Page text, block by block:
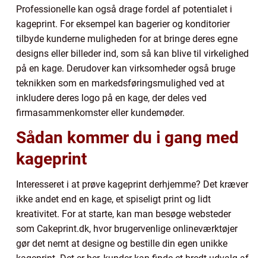
Professionelle kan også drage fordel af potentialet i
kageprint. For eksempel kan bagerier og konditorier
tilbyde kunderne muligheden for at bringe deres egne
designs eller billeder ind, som så kan blive til virkelighed
på en kage. Derudover kan virksomheder også bruge
teknikken som en markedsføringsmulighed ved at
inkludere deres logo på en kage, der deles ved
firmasammenkomster eller kundemøder.
Sådan kommer du i gang med
kageprint
Interesseret i at prøve kageprint derhjemme? Det kræver
ikke andet end en kage, et spiseligt print og lidt
kreativitet. For at starte, kan man besøge websteder
som Cakeprint.dk, hvor brugervenlige onlineværktøjer
gør det nemt at designe og bestille din egen unikke